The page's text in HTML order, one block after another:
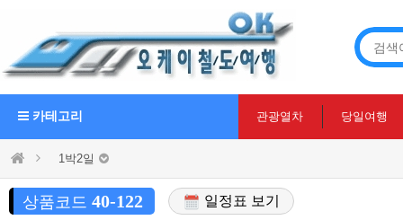
카테고리 관광열차 당일여행
1박2일
상품코드 40-122 일정표 보기